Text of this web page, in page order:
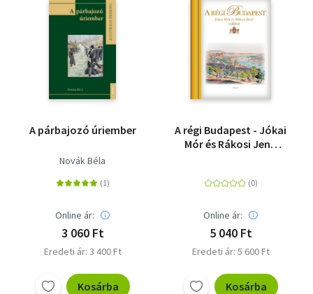
A párbajozó úriember
Novák Béla
Online ár:
3 060 Ft
Eredeti ár: 3 400 Ft
Kosárba
A régi Budapest - Jókai
Mór és Rákosi Jenő
Online ár:
5 040 Ft
Eredeti ár: 5 600 Ft
Kosárba